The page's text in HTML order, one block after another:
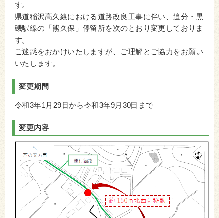
す。
県道稲沢高久線における道路改良工事に伴い、追分・黒
磯駅線の「熊久保」停留所を次のとおり変更しておりま
す。
ご迷惑をおかけいたしますが、ご理解とご協力をお願い
いたします。
変更期間
令和3年1月29日から令和3年9月30日まで
変更内容